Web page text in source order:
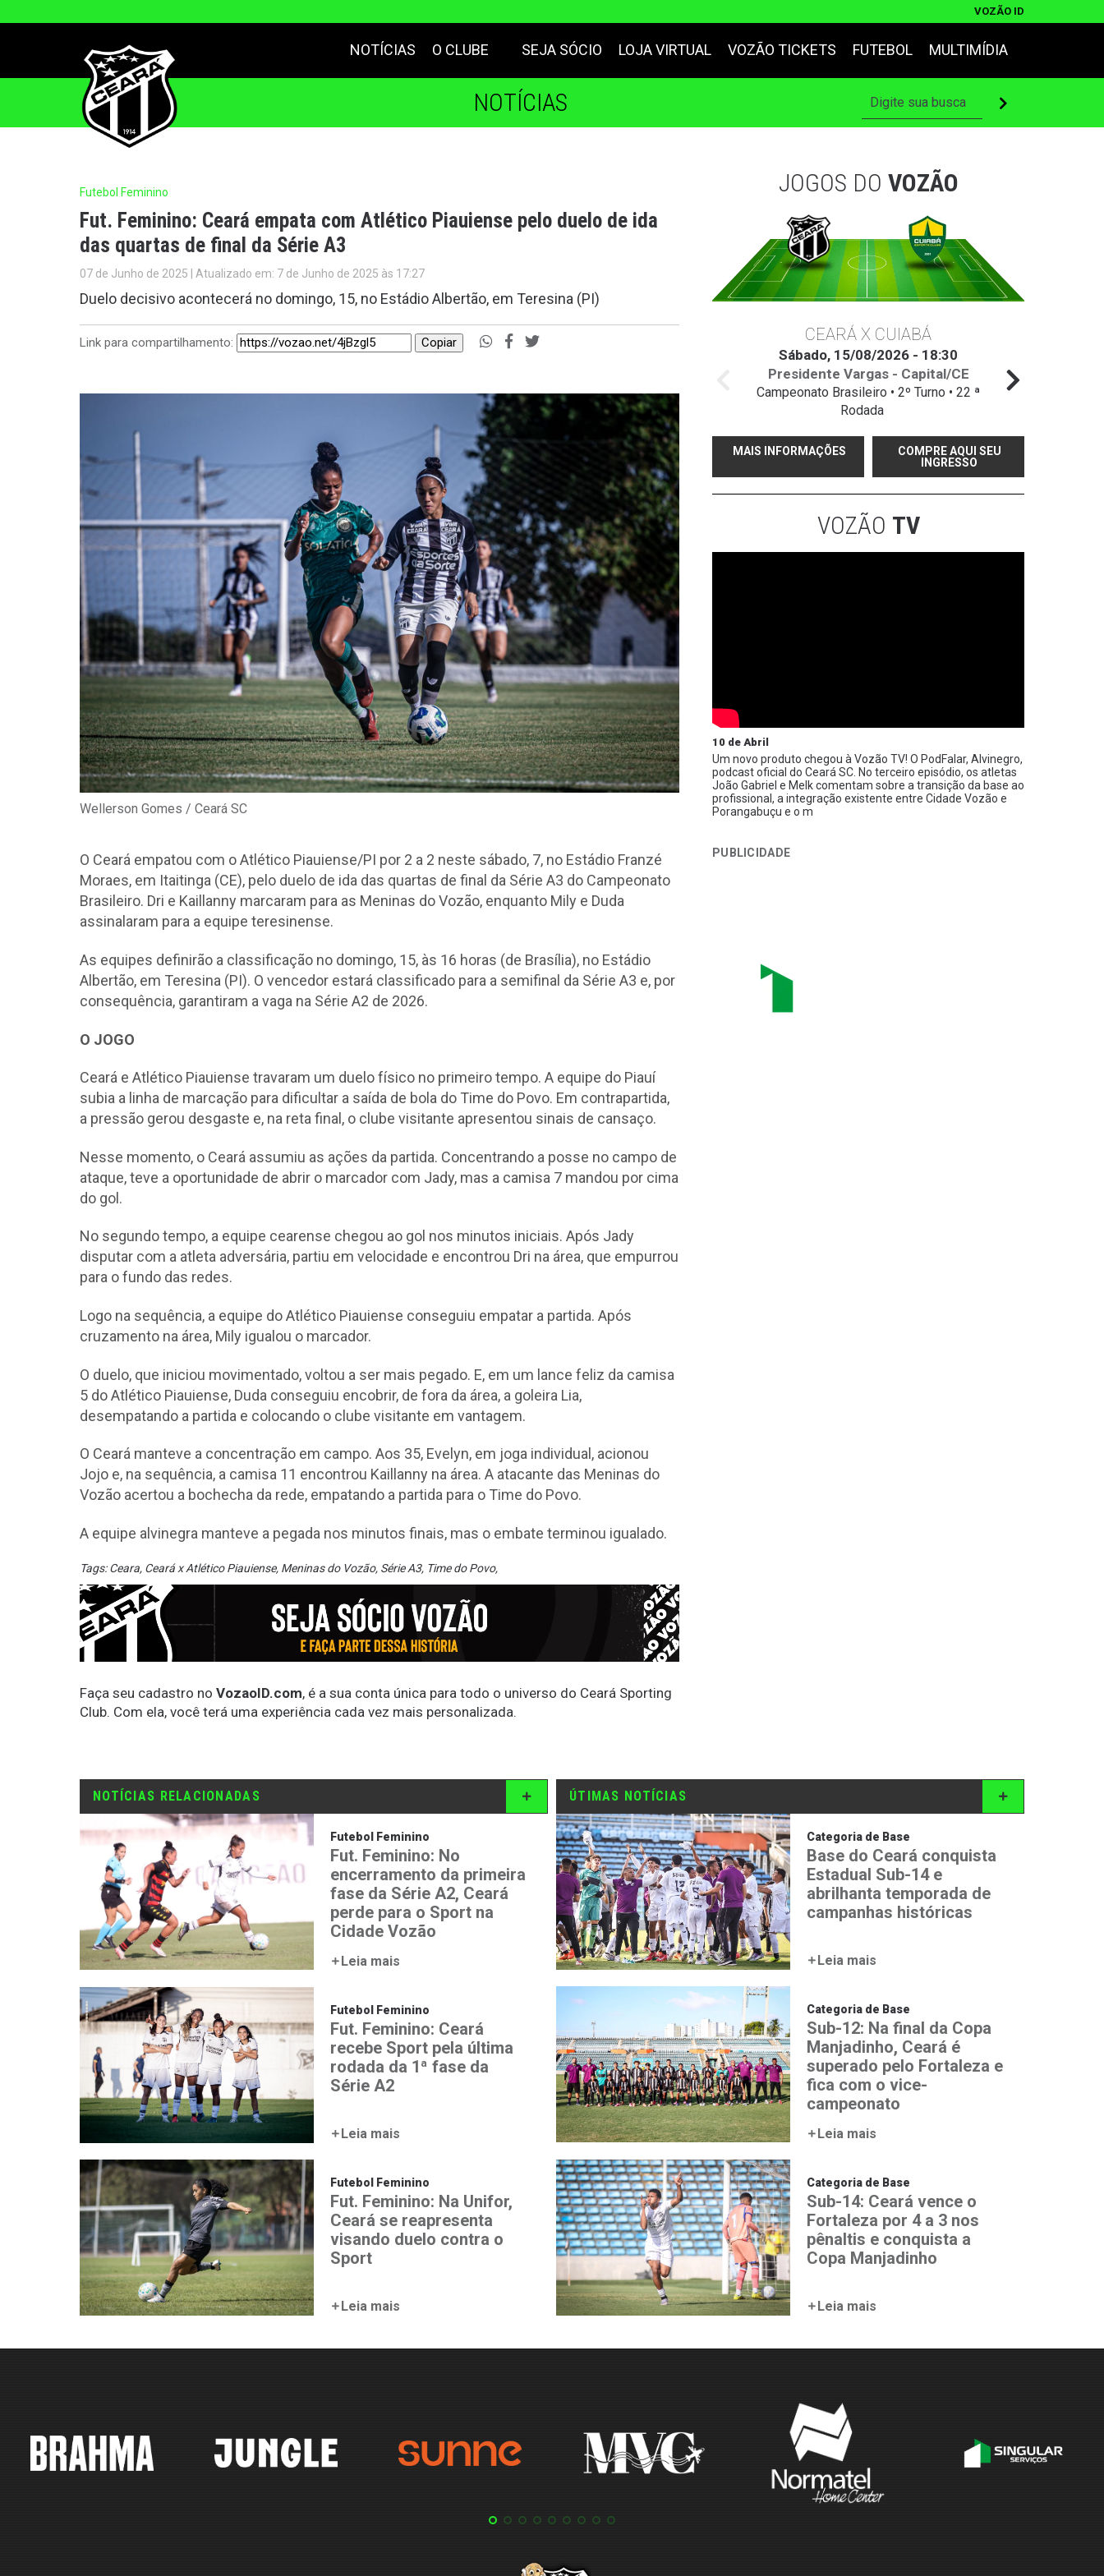
VOZÃO ID
NOTÍCIAS O CLUBE SEJA SÓCIO LOJA VIRTUAL VOZÃO TICKETS FUTEBOL MULTIMÍDIA
NOTÍCIAS
Futebol Feminino
Fut. Feminino: Ceará empata com Atlético Piauiense pelo duelo de ida
das quartas de final da Série A3
07 de Junho de 2025 | Atualizado em: 7 de Junho de 2025 às 17:27
Duelo decisivo acontecerá no domingo, 15, no Estádio Albertão, em Teresina (PI)
Link para compartilhamento: Copiar
Wellerson Gomes / Ceará SC
O Ceará empatou com o Atlético Piauiense/PI por 2 a 2 neste sábado, 7, no Estádio Franzé
Moraes, em Itaitinga (CE), pelo duelo de ida das quartas de final da Série A3 do Campeonato
Brasileiro. Dri e Kaillanny marcaram para as Meninas do Vozão, enquanto Mily e Duda
assinalaram para a equipe teresinense.
As equipes definirão a classificação no domingo, 15, às 16 horas (de Brasília), no Estádio
Albertão, em Teresina (PI). O vencedor estará classificado para a semifinal da Série A3 e, por
consequência, garantiram a vaga na Série A2 de 2026.
O JOGO
Ceará e Atlético Piauiense travaram um duelo físico no primeiro tempo. A equipe do Piauí
subia a linha de marcação para dificultar a saída de bola do Time do Povo. Em contrapartida,
a pressão gerou desgaste e, na reta final, o clube visitante apresentou sinais de cansaço.
Nesse momento, o Ceará assumiu as ações da partida. Concentrando a posse no campo de
ataque, teve a oportunidade de abrir o marcador com Jady, mas a camisa 7 mandou por cima
do gol.
No segundo tempo, a equipe cearense chegou ao gol nos minutos iniciais. Após Jady
disputar com a atleta adversária, partiu em velocidade e encontrou Dri na área, que empurrou
para o fundo das redes.
Logo na sequência, a equipe do Atlético Piauiense conseguiu empatar a partida. Após
cruzamento na área, Mily igualou o marcador.
O duelo, que iniciou movimentado, voltou a ser mais pegado. E, em um lance feliz da camisa
5 do Atlético Piauiense, Duda conseguiu encobrir, de fora da área, a goleira Lia,
desempatando a partida e colocando o clube visitante em vantagem.
O Ceará manteve a concentração em campo. Aos 35, Evelyn, em joga individual, acionou
Jojo e, na sequência, a camisa 11 encontrou Kaillanny na área. A atacante das Meninas do
Vozão acertou a bochecha da rede, empatando a partida para o Time do Povo.
A equipe alvinegra manteve a pegada nos minutos finais, mas o embate terminou igualado.
Tags:Ceara, Ceará x Atlético Piauiense, Meninas do Vozão, Série A3, Time do Povo,
Faça seu cadastro no VozaoID.com, é a sua conta única para todo o universo do Ceará Sporting
Club. Com ela, você terá uma experiência cada vez mais personalizada.
JOGOS DO VOZÃO
CEARÁ X CUIABÁ
Sábado, 15/08/2026 - 18:30
Presidente Vargas - Capital/CE
Campeonato Brasileiro • 2º Turno • 22 ª
Rodada
MAIS INFORMAÇÕES
COMPRE AQUI SEU
INGRESSO
VOZÃO TV
10 de Abril
Um novo produto chegou à Vozão TV! O PodFalar, Alvinegro,
podcast oficial do Ceará SC. No terceiro episódio, os atletas
João Gabriel e Melk comentam sobre a transição da base ao
profissional, a integração existente entre Cidade Vozão e
Porangabuçu e o m
PUBLICIDADE
NOTÍCIAS RELACIONADAS
Futebol Feminino
Fut. Feminino: No
encerramento da primeira
fase da Série A2, Ceará
perde para o Sport na
Cidade Vozão
Leia mais
Futebol Feminino
Fut. Feminino: Ceará
recebe Sport pela última
rodada da 1ª fase da
Série A2
Leia mais
Futebol Feminino
Fut. Feminino: Na Unifor,
Ceará se reapresenta
visando duelo contra o
Sport
Leia mais
ÚTIMAS NOTÍCIAS
Categoria de Base
Base do Ceará conquista
Estadual Sub-14 e
abrilhanta temporada de
campanhas históricas
Leia mais
Categoria de Base
Sub-12: Na final da Copa
Manjadinho, Ceará é
superado pelo Fortaleza e
fica com o vice-
campeonato
Leia mais
Categoria de Base
Sub-14: Ceará vence o
Fortaleza por 4 a 3 nos
pênaltis e conquista a
Copa Manjadinho
Leia mais